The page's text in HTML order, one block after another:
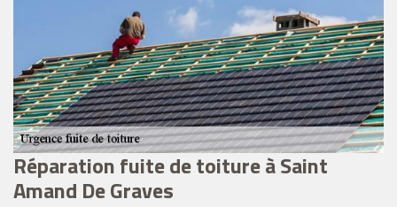
Réparation fuite de toiture à Saint
Amand De Graves